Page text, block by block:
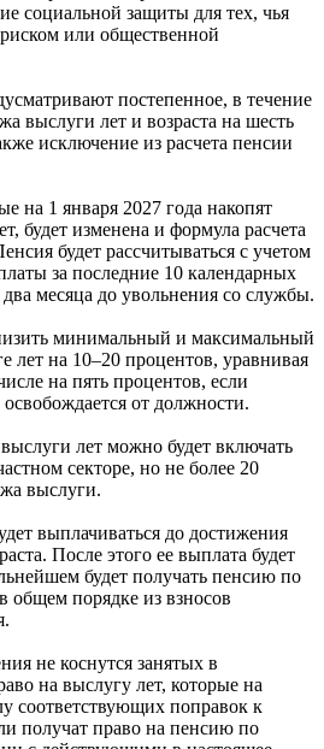
социальной защиты для тех, чья
или общественной
постепенное, в течение
выслуги лет и возраста на шесть
исключение из расчета пенсии
на 1 января 2027 года накопят
будет изменена и формула расчета
будет рассчитываться с учетом
за последние 10 календарных
месяца до увольнения со службы.
минимальный и максимальный
лет на 10–20 процентов, уравнивая
на пять процентов, если
от должности.
лет можно будет включать
секторе, но не более 20
выслуги.
выплачиваться до достижения
После этого ее выплата будет
будет получать пенсию по
общем порядке из взносов
не коснутся занятых в
на выслугу лет, которые на
соответствующих поправок к
получат право на пенсию по